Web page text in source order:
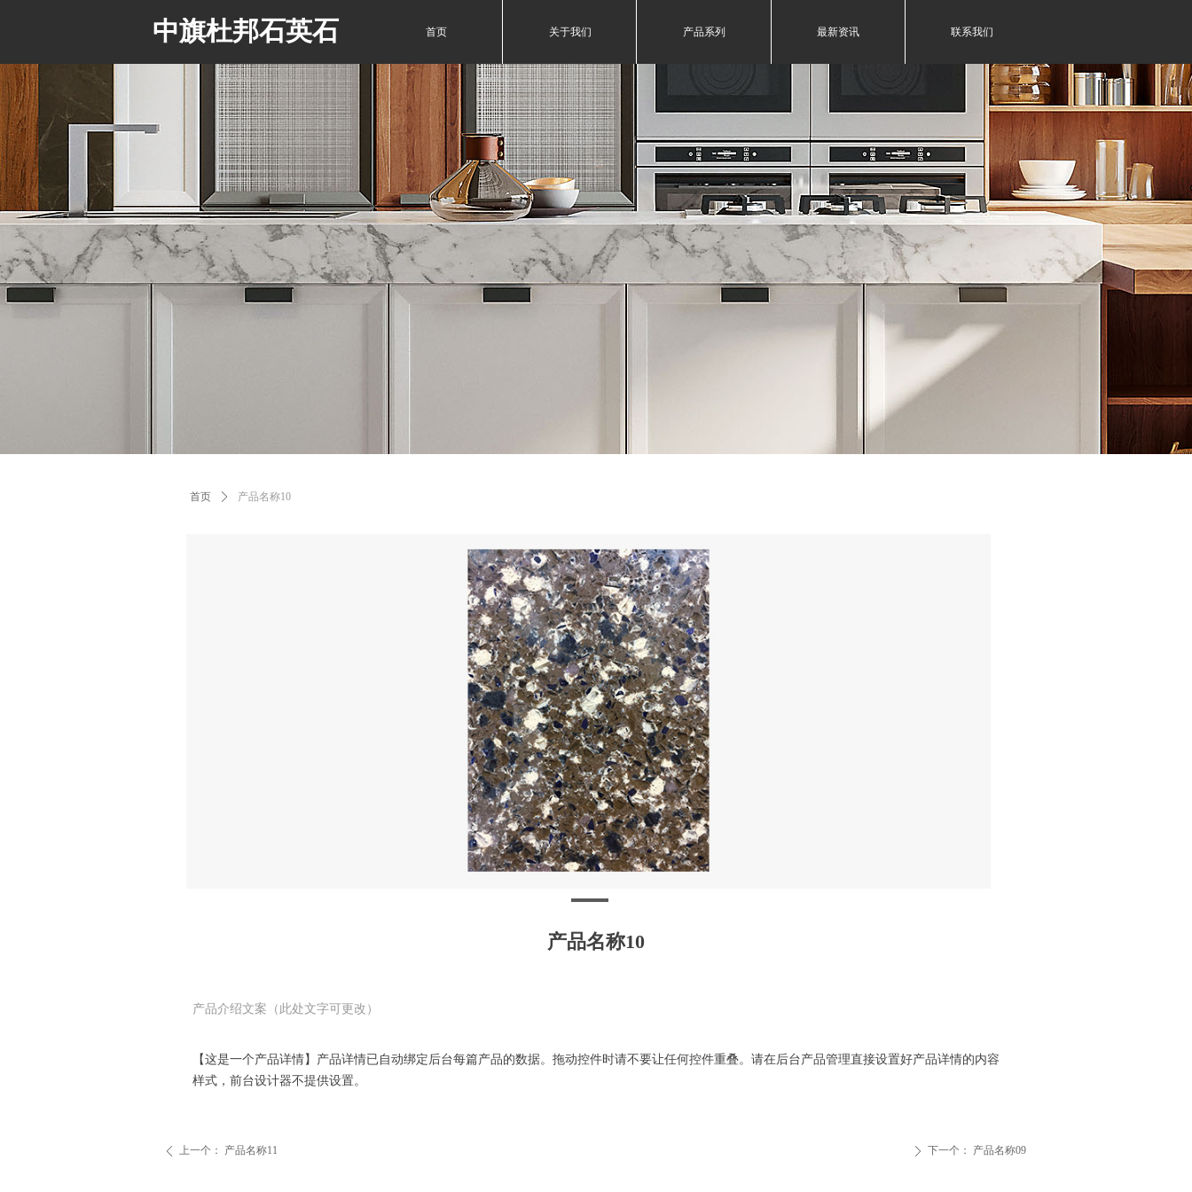
中旗杜邦石英石 首页 关于我们 产品系列 最新资讯 联系我们
首页 ꄲ 产品名称10
产品名称10
产品介绍文案（此处文字可更改）
ꄴ 上一个： 产品名称11 ꄲ 下一个： 产品名称09
【这是一个产品详情】产品详情已自动绑定后台每篇产品的数据。拖动控件时请不要让任何控件重叠。请在后台产品管理直接设置好产品详情的内容
样式，前台设计器不提供设置。